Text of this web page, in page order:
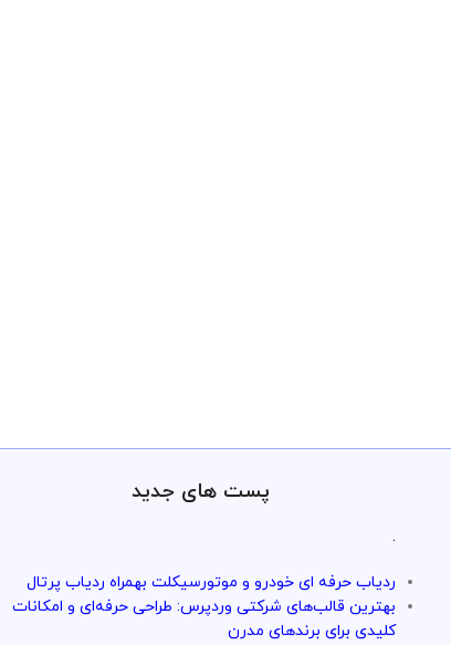
پست های جدید
.
ردیاب حرفه ای خودرو و موتورسیکلت بهمراه ردیاب پرتال
بهترین قالب‌های شرکتی وردپرس: طراحی حرفه‌ای و امکانات
کلیدی برای برندهای مدرن